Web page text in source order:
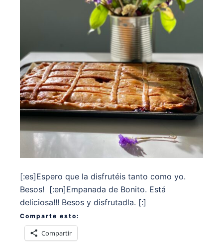
[:es]Espero que la disfrutéis tanto como yo.
Besos! [:en]Empanada de Bonito. Está
deliciosa!!! Besos y disfrutadla. [:]
Comparte esto:
Compartir